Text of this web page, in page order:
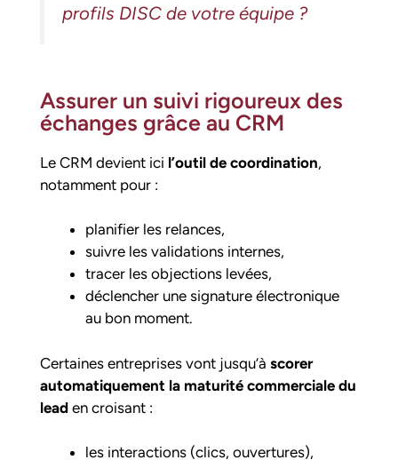
profils DISC de votre équipe ?
Assurer un suivi rigoureux des
échanges grâce au CRM
Le CRM devient ici l’outil de coordination,
notamment pour :
planifier les relances,
suivre les validations internes,
tracer les objections levées,
déclencher une signature électronique
au bon moment.
Certaines entreprises vont jusqu’à scorer
automatiquement la maturité commerciale du
leaden croisant :
les interactions (clics, ouvertures),